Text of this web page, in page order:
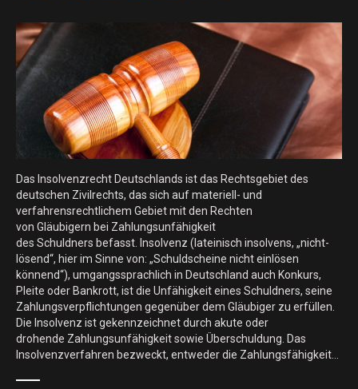
Das Insolvenzrecht Deutschlands ist das Rechtsgebiet des
deutschen Zivilrechts, das sich auf materiell- und
verfahrensrechtlichem Gebiet mit den Rechten
von Gläubigern bei Zahlungsunfähigkeit
des Schuldners befasst. Insolvenz (lateinisch insolvens, „nicht-
lösend“, hier im Sinne von: „Schuldscheine nicht einlösen
könnend“), umgangssprachlich in Deutschland auch Konkurs,
Pleite oder Bankrott, ist die Unfähigkeit eines Schuldners, seine
Zahlungsverpflichtungen gegenüber dem Gläubiger zu erfüllen.
Die Insolvenz ist gekennzeichnet durch akute oder
drohende Zahlungsunfähigkeit sowie Überschuldung. Das
Insolvenzverfahren bezweckt, entweder die Zahlungsfähigkeit…